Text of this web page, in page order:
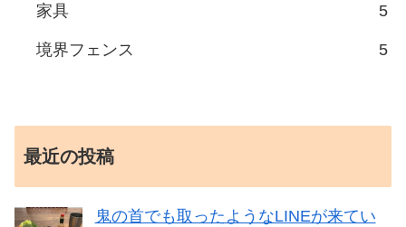
家具 5
境界フェンス 5
最近の投稿
鬼の首でも取ったようなLINEが来てい